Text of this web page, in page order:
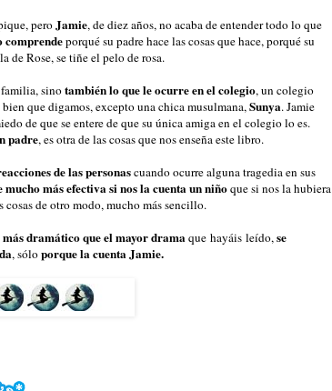
peroJamie, de diez años, no acaba de entender todo lo que
comprendeporqué su padre hace las cosas que hace, porqué su
de Rose, se tiñe el pelo de rosa.
familia, sinotambién lo que le ocurre en el colegio, un colegio
que digamos, excepto una chica musulmana,Sunya. Jamie
de que se entere de que su única amiga en el colegio lo es.
padre, es otra de las cosas que nos enseña este libro.
de las personascuando ocurre alguna tragedia en sus
mucho más efectiva si nos la cuenta un niñoque si nos la hubiera
de otro modo, mucho más sencillo.
dramático que el mayor dramaque hayáis leído,se
, sóloporque la cuenta Jamie.